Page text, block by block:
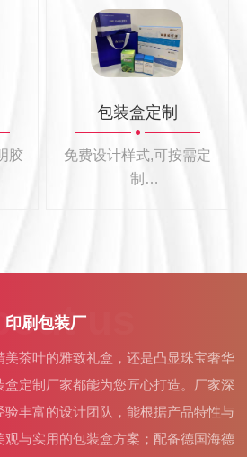
胶
包装盒定制
免费设计样式,可按需定
制
us
印刷包装厂
美茶叶的雅致礼盒，还是凸显珠宝奢华
定制厂家都能为您匠心打造。厂家深
丰富的设计团队，能根据产品特性与
与实用的包装盒方案；配备德国海德